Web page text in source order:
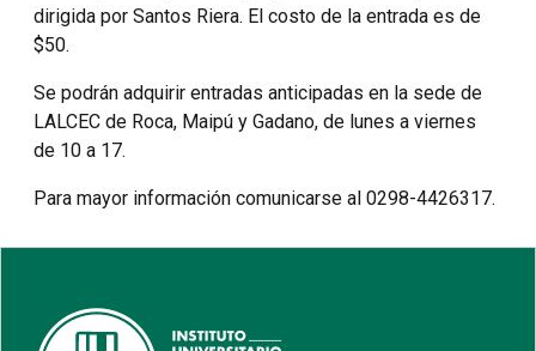
dirigida por Santos Riera. El costo de la entrada es de
$50.
Se podrán adquirir entradas anticipadas en la sede de
LALCEC de Roca, Maipú y Gadano, de lunes a viernes
de 10 a 17.
Para mayor información comunicarse al 0298-4426317.